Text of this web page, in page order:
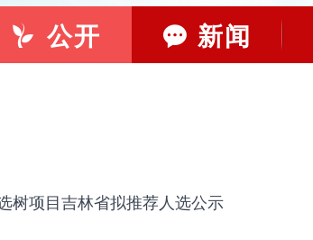
公开 新闻
树项目吉林省拟推荐人选公示